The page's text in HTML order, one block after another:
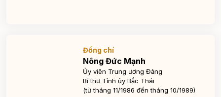
Đồng chí
Nông Đức Mạnh
Ủy viên Trung ương Đảng
Bí thư Tỉnh ủy Bắc Thái
(từ tháng 11/1986 đến tháng 10/1989)